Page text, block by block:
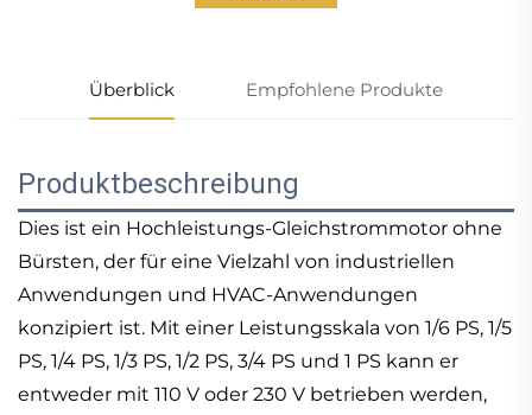
Überblick Empfohlene Produkte
Produktbeschreibung
Dies ist ein Hochleistungs-Gleichstrommotor ohne
Bürsten, der für eine Vielzahl von industriellen
Anwendungen und HVAC-Anwendungen
konzipiert ist. Mit einer Leistungsskala von 1/6 PS, 1/5
PS, 1/4 PS, 1/3 PS, 1/2 PS, 3/4 PS und 1 PS kann er
entweder mit 110 V oder 230 V betrieben werden,